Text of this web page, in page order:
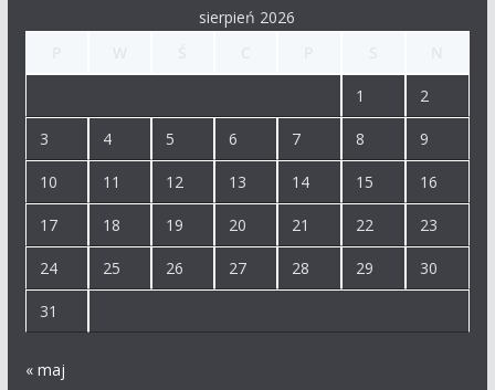
sierpień 2026
1 2
3 4 5 6 7 8 9
10 11 12 13 14 15 16
17 18 19 20 21 22 23
24 25 26 27 28 29 30
31
« maj